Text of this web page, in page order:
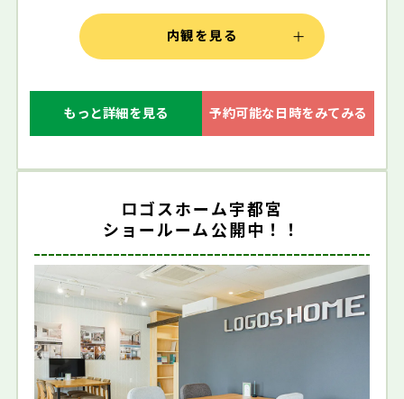
内観を見る
もっと詳細を見る 予約可能な日時をみてみる
ロゴスホーム宇都宮
ショールーム公開中！！